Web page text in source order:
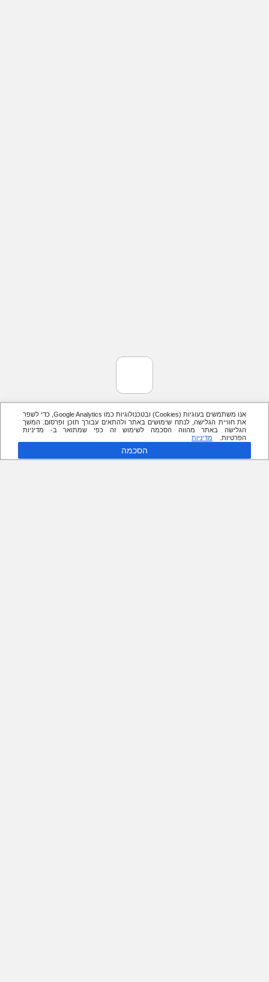
אנו משתמשים בעוגיות (Cookies) ובטכנולוגיות כמו Google Analytics, כדי לשפר
את חוויית הגלישה, לנתח שימושים באתר ולהתאים עבורך תוכן ופרסום. המשך
הגלישה באתר מהווה הסכמה לשימוש זה כפי שמתואר ב- מדיניות
הפרטיות.
מדיניות
הסכמה